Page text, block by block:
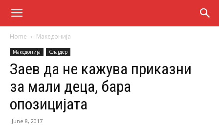
Home Македонија
Македонија Слајдер
Заев да не кажува приказни
за мали деца, бара
опозицијата
June 8, 2017